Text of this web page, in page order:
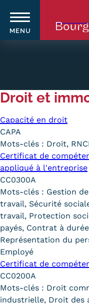
MENU
Navigation
Le
Comté
Nos
Où sommes-
Carte
Quoi de neuf au
Droit et
Capacité en droit
CAPA
Mots-clés : Droit,
Certificat de
appliqué à l'entreprise
CC0300A
Mots-clés : Gestion
travail, Sécurité
travail, Protection
payés, Contrat à
Représentation du
Employé
Certificat de
CC0200A
Mots-clés : Droit
industrielle, Droit des